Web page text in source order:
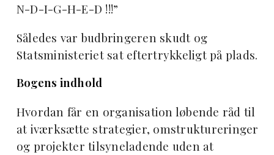
N-D-I-G-H-E-D !!!”
Således var budbringeren skudt og
Statsministeriet sat eftertrykkeligt på plads.
Bogens indhold
Hvordan får en organisation løbende råd til
at iværksætte strategier, omstruktureringer
og projekter tilsyneladende uden at